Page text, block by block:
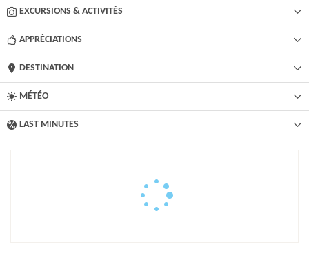
EXCURSIONS & ACTIVITÉS​
APPRÉCIATIONS
DESTINATION
MÉTÉO
LAST MINUTES